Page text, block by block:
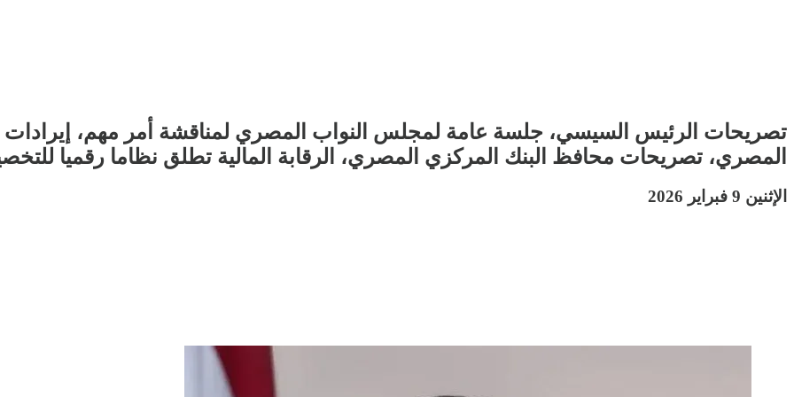
تصريحات الرئيس السيسي، جلسة عامة لمجلس النواب المصري لمناقشة أمر مهم، إيرادات
المصري، تصريحات محافظ البنك المركزي المصري، الرقابة المالية تطلق نظاما رقميا
الإثنين 9 فبراير 2026